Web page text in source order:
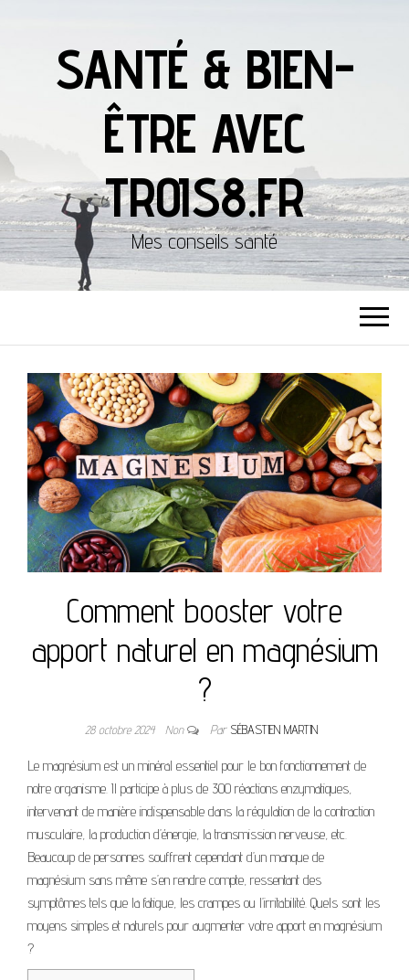
SANTÉ & BIEN-
ÊTRE AVEC
TROIS8.FR
Mes conseils santé
Comment booster votre
apport naturel en magnésium
?
28 octobre 2024 Non Par SÉBASTIEN MARTIN
Le magnésium est un minéral essentiel pour le bon fonctionnement de
notre organisme. Il participe à plus de 300 réactions enzymatiques,
intervenant de manière indispensable dans la régulation de la contraction
musculaire, la production d’énergie, la transmission nerveuse, etc.
Beaucoup de personnes souffrent cependant d’un manque de
magnésium sans même s’en rendre compte, ressentant des
symptômes tels que la fatigue, les crampes ou l’irritabilité. Quels sont les
moyens simples et naturels pour augmenter votre apport en magnésium
?